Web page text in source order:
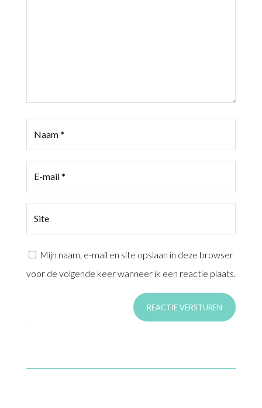
Mijn naam, e-mail en site opslaan in deze browser
voor de volgende keer wanneer ik een reactie plaats.
REACTIE VERSTUREN